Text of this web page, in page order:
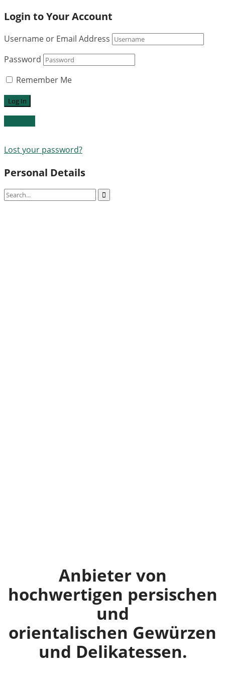
Login to Your Account
Username or Email Address
Password
Remember Me
Lost your password?
Personal Details
Anbieter von
hochwertigen persischen
und
orientalischen Gewürzen
und Delikatessen.